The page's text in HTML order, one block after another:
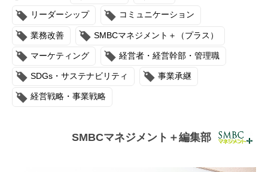
連載・コラム
イベント・セミナー
資料ダウンロード
リーダーシップ コミュニケーション
業務改善 SMBCマネジメント＋（プラス）
マーケティング 経営者・経営幹部・管理職
SDGs・サステナビリティ 事業承継
経営戦略・事業戦略
SMBCマネジメント＋編集部